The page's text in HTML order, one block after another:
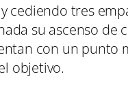
cediendo tres
su ascenso de
con un punto
objetivo.